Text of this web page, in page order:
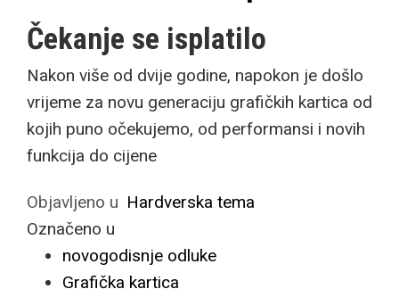
Čekanje se isplatilo
Nakon više od dvije godine, napokon je došlo
vrijeme za novu generaciju grafičkih kartica od
kojih puno očekujemo, od performansi i novih
funkcija do cijene
Objavljeno u Hardverska tema
Označeno u
novogodisnje odluke
Grafička kartica